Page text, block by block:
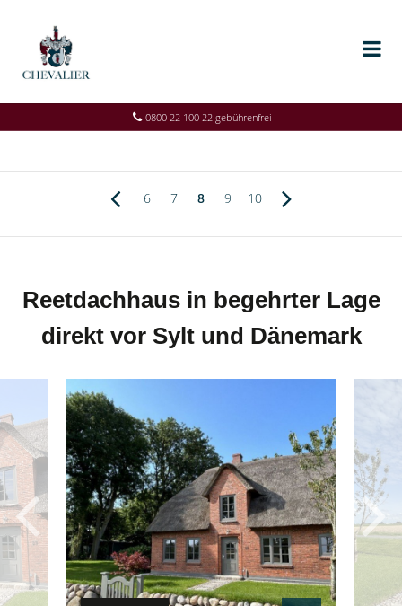
0800 22 100 22 gebührenfrei
6 7 8 9 10
Reetdachhaus in begehrter Lage
direkt vor Sylt und Dänemark